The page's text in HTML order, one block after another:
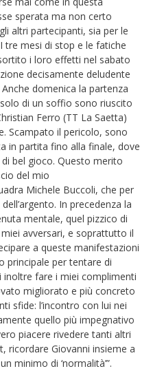
sperata ma non certo
altri partecipanti, sia per le
tre mesi di stop e le fatiche
i loro effetti nel sabato
decisamente deludente
domenica la partenza
di un soffio sono riuscito
Ferro (TT La Saetta)
Scampato il pericolo, sono
in partita fino alla finale, dove
bel gioco. Questo merito
del mio
Michele Buccoli, che per
In precedenza la
mentale, quel pizzico di
avversari, e soprattutto il
a queste manifestazioni
principale per tentare di
fare i miei complimenti
migliorato e più concreto
sfide: l’incontro con lui nei
quello più impegnativo
piacere rivedere tanti altri
ricordare Giovanni insieme a
minimo di ‘normalità’”.